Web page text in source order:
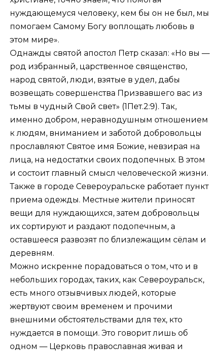
нуждающемуся человеку, кем бы он не был, мы
помогаем Самому Богу воплощать любовь в
этом мире».
Однажды святой апостол Петр сказал: «Но вы —
род избранный, царственное священство,
народ святой, люди, взятые в удел, дабы
возвещать совершенства Призвавшего вас из
тьмы в чудный Свой свет» (1Пет.2:9). Так,
именно добром, неравнодушным отношением
к людям, вниманием и заботой добровольцы
прославляют Святое имя Божие, невзирая на
лица, на недостатки своих подопечных. В этом
и состоит главный смысл человеческой жизни.
Также в городе Североуральске работает пункт
приема одежды. Местные жители приносят
вещи для нуждающихся, затем добровольцы
их сортируют и раздают подопечным, а
оставшееся развозят по близлежащим сёлам и
деревням.
Можно искренне порадоваться о том, что и в
небольших городах, таких, как Североуральск,
есть много отзывчивых людей, которые
жертвуют своим временем и прочими
внешними обстоятельствами для тех, кто
нуждается в помощи. Это говорит лишь об
одном — Церковь православная живая и